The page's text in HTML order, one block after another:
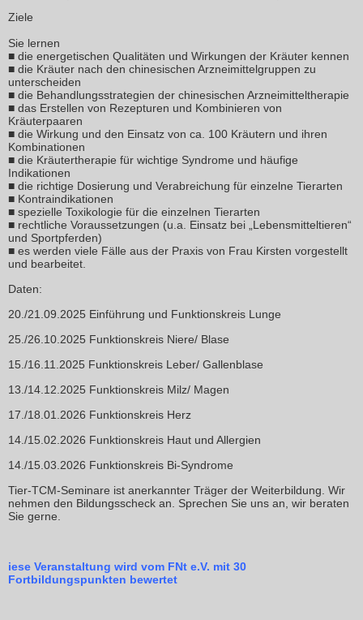
Ziele
Sie lernen
■ die energetischen Qualitäten und Wirkungen der Kräuter kennen
■ die Kräuter nach den chinesischen Arzneimittelgruppen zu
unterscheiden
■ die Behandlungsstrategien der chinesischen Arzneimitteltherapie
■ das Erstellen von Rezepturen und Kombinieren von
Kräuterpaaren
■ die Wirkung und den Einsatz von ca. 100 Kräutern und ihren
Kombinationen
■ die Kräutertherapie für wichtige Syndrome und häufige
Indikationen
■ die richtige Dosierung und Verabreichung für einzelne Tierarten
■ Kontraindikationen
■ spezielle Toxikologie für die einzelnen Tierarten
■ rechtliche Voraussetzungen (u.a. Einsatz bei „Lebensmitteltieren“
und Sportpferden)
■ es werden viele Fälle aus der Praxis von Frau Kirsten vorgestellt
und bearbeitet.
Daten:
20./21.09.2025 Einführung und Funktionskreis Lunge
25./26.10.2025 Funktionskreis Niere/ Blase
15./16.11.2025 Funktionskreis Leber/ Gallenblase
13./14.12.2025 Funktionskreis Milz/ Magen
17./18.01.2026 Funktionskreis Herz
14./15.02.2026 Funktionskreis Haut und Allergien
14./15.03.2026 Funktionskreis Bi-Syndrome
Tier-TCM-Seminare ist anerkannter Träger der Weiterbildung. Wir
nehmen den Bildungsscheck an. Sprechen Sie uns an, wir beraten
Sie gerne.
iese Veranstaltung wird vom FNt e.V. mit 30
Fortbildungspunkten bewertet